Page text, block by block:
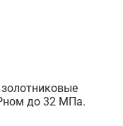
до 32 МПа.